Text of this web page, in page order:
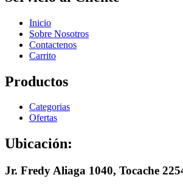
Inicio
Sobre Nosotros
Contactenos
Carrito
Productos
Categorias
Ofertas
Ubicación:
Jr. Fredy Aliaga 1040, Tocache